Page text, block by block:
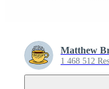
Matthew
1 468 512